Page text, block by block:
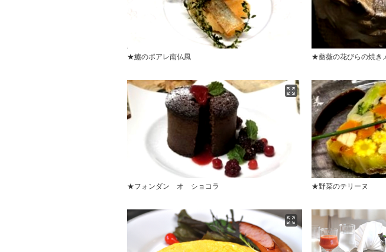
★鱸のポアレ南仏風 ★薔薇の花びらの焼き
★フォンダン オ ショコラ ★野菜のテリーヌ